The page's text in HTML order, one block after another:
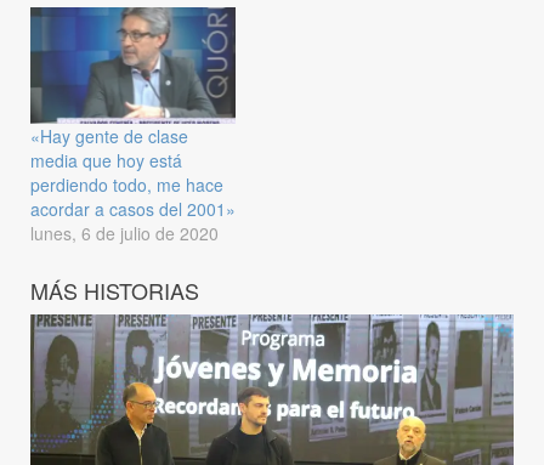
«Hay gente de clase
media que hoy está
perdiendo todo, me hace
acordar a casos del 2001»
lunes, 6 de julio de 2020
MÁS HISTORIAS